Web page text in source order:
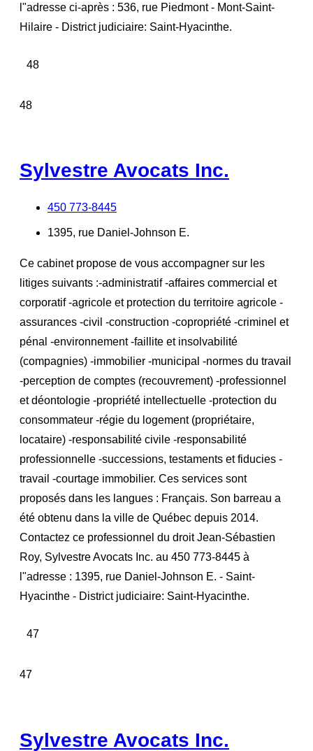
l"adresse ci-après : 536, rue Piedmont - Mont-Saint-
Hilaire - District judiciaire: Saint-Hyacinthe.
48
48
Sylvestre Avocats Inc.
450 773-8445
1395, rue Daniel-Johnson E.
Ce cabinet propose de vous accompagner sur les
litiges suivants :-administratif -affaires commercial et
corporatif -agricole et protection du territoire agricole -
assurances -civil -construction -copropriété -criminel et
pénal -environnement -faillite et insolvabilité
(compagnies) -immobilier -municipal -normes du travail
-perception de comptes (recouvrement) -professionnel
et déontologie -propriété intellectuelle -protection du
consommateur -régie du logement (propriétaire,
locataire) -responsabilité civile -responsabilité
professionnelle -successions, testaments et fiducies -
travail -courtage immobilier. Ces services sont
proposés dans les langues : Français. Son barreau a
été obtenu dans la ville de Québec depuis 2014.
Contactez ce professionnel du droit Jean-Sébastien
Roy, Sylvestre Avocats Inc. au 450 773-8445 à
l"adresse : 1395, rue Daniel-Johnson E. - Saint-
Hyacinthe - District judiciaire: Saint-Hyacinthe.
47
47
Sylvestre Avocats Inc.